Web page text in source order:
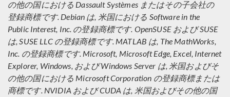
の他の国における Dassault Systèmes またはその子会社の
登録商標です. Debian は, 米国における Software in the
Public Interest, Inc. の登録商標です. OpenSUSE および SUSE
は, SUSE LLC の登録商標です. MATLAB は, The MathWorks,
Inc. の登録商標です. Microsoft, Microsoft Edge, Excel, Internet
Explorer, Windows, および Windows Server は, 米国およびそ
の他の国における Microsoft Corporation の登録商標または
商標です. NVIDIA および CUDA は, 米国およびその他の国